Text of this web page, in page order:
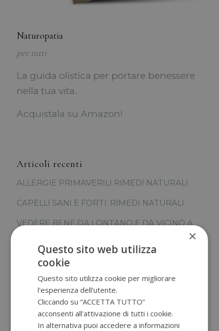
Naturopatia
per tutti
La guida olistica per portare benessere
nella tua vita.
Acquistala su Amazon!
Articoli recenti
ALLERGIE PRIMAVERILI RIMEDI NATURALI
CAPELLI SANI E FORTI: RIMEDI NATURALI
VEDERE BENE DA LONTANO E DA VICINO A
PREBIOTICI, PROBIOTICI E MICROBIOTA.
COME AIUTARE IL NOSTRO INTESTINO?
CONSULENZA ONLINE O IN PRESENZA
BRODO D’OSSI: SUPER FOOD PER IL NOSTRO
INTESTINO
×
Questo sito web utilizza
cookie
Questo sito utilizza cookie per migliorare
l'esperienza dell'utente.
Cliccando su “ACCETTA TUTTO”
acconsenti all'attivazione di tutti i cookie.
In alternativa puoi accedere a informazioni